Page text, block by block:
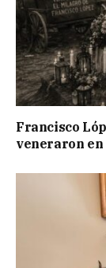
Francisco
veneraron